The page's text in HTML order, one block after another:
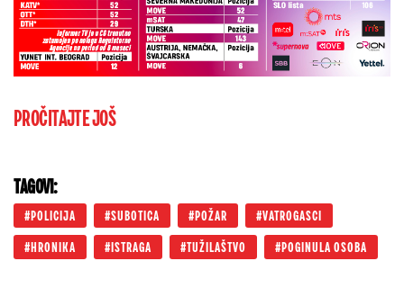
PROČITAJTE JOŠ
TAGOVI:
POLICIJA SUBOTICA POŽAR VATROGASCI
HRONIKA ISTRAGA TUŽILAŠTVO POGINULA OSOBA